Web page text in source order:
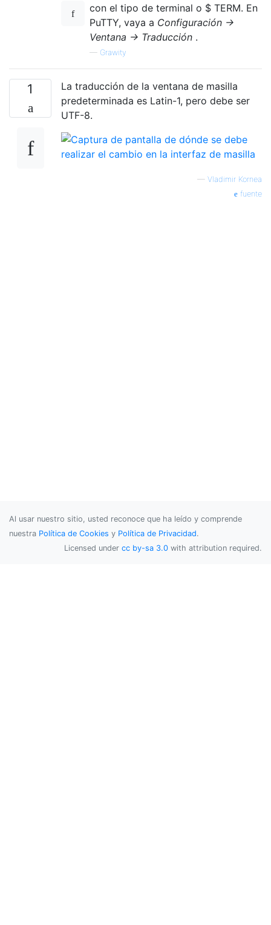
con el tipo de terminal o $ TERM. En
PuTTY, vaya a Configuración ->
Ventana -> Traducción .
— Grawity
1
La traducción de la ventana de masilla
predeterminada es Latin-1, pero debe ser
UTF-8.
— Vladimir Kornea
fuente
Al usar nuestro sitio, usted reconoce que ha leído y comprende
nuestra Política de Cookies y Política de Privacidad.
Licensed under cc by-sa 3.0 with attribution required.